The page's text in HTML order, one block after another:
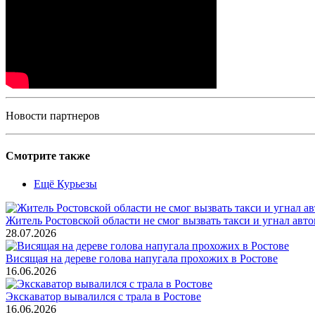
Новости партнеров
Смотрите также
Ещё Курьезы
Житель Ростовской области не смог вызвать такси и угнал
28.07.2026
Висящая на дереве голова напугала прохожих в Ростове
16.06.2026
Экскаватор вывалился с трала в Ростове
16.06.2026